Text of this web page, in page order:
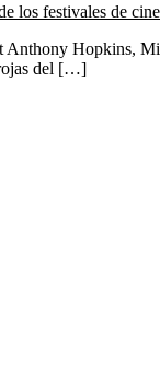
los festivales de
Anthony Hopkins,
rojas del […]